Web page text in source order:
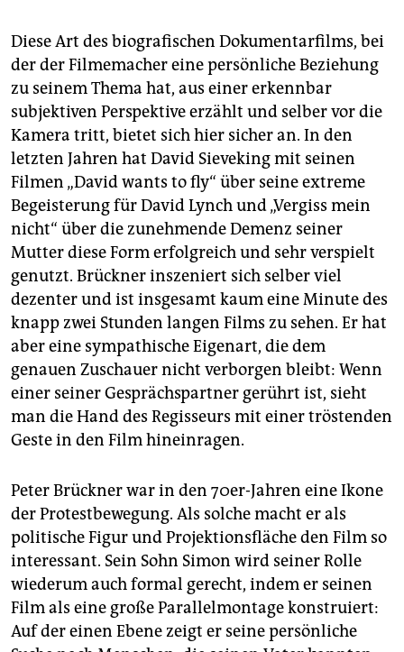
Diese Art des biografischen Dokumentarfilms, bei
der der Filmemacher eine persönliche Beziehung
zu seinem Thema hat, aus einer erkennbar
subjektiven Perspektive erzählt und selber vor die
Kamera tritt, bietet sich hier sicher an. In den
letzten Jahren hat David Sieveking mit seinen
Filmen „David wants to fly“ über seine extreme
Begeisterung für David Lynch und „Vergiss mein
nicht“ über die zunehmende Demenz seiner
Mutter diese Form erfolgreich und sehr verspielt
genutzt. Brückner inszeniert sich selber viel
dezenter und ist insgesamt kaum eine Minute des
knapp zwei Stunden langen Films zu sehen. Er hat
aber eine sympathische Eigenart, die dem
genauen Zuschauer nicht verborgen bleibt: Wenn
einer seiner Gesprächspartner gerührt ist, sieht
man die Hand des Regisseurs mit einer tröstenden
Geste in den Film hineinragen.
Peter Brückner war in den 70er-Jahren eine Ikone
der Protestbewegung. Als solche macht er als
politische Figur und Projektionsfläche den Film so
interessant. Sein Sohn Simon wird seiner Rolle
wiederum auch formal gerecht, indem er seinen
Film als eine große Parallelmontage konstruiert:
Auf der einen Ebene zeigt er seine persönliche